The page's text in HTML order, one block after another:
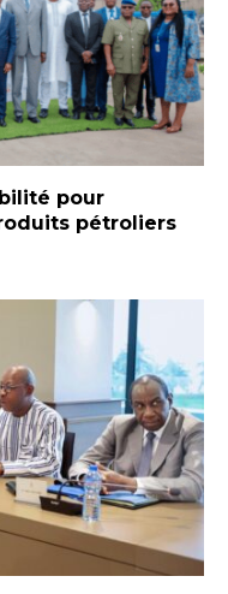
pour
pétroliers